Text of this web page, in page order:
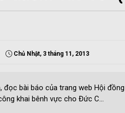
Chủ Nhật, 3 tháng 11, 2013
đọc bài báo của trang web Hội
khai bênh vực cho Đức C...